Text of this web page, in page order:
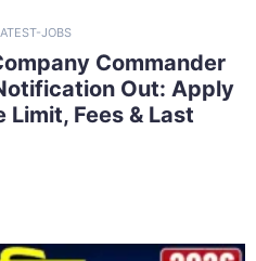
JOBS
Commander
Out: Apply
Limit, Fees & Last